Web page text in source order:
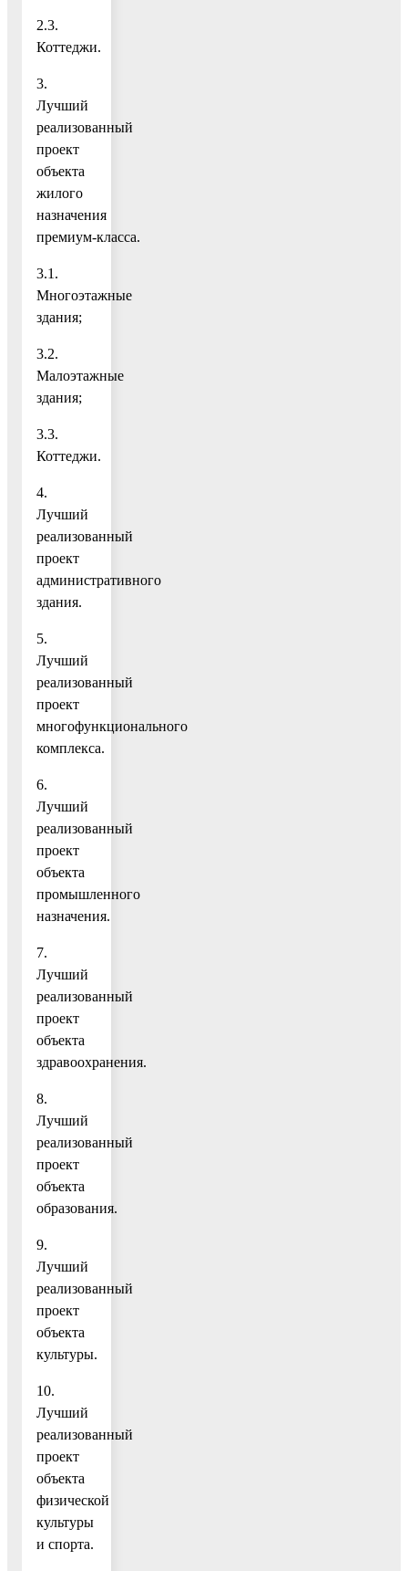
2.3.
Коттеджи.
3.
Лучший
реализованный
проект
объекта
жилого
назначения
премиум‑класса.
3.1.
Многоэтажные
здания;
3.2.
Малоэтажные
здания;
3.3.
Коттеджи.
4.
Лучший
реализованный
проект
административного
здания.
5.
Лучший
реализованный
проект
многофункционального
комплекса.
6.
Лучший
реализованный
проект
объекта
промышленного
назначения.
7.
Лучший
реализованный
проект
объекта
здравоохранения.
8.
Лучший
реализованный
проект
объекта
образования.
9.
Лучший
реализованный
проект
объекта
культуры.
10.
Лучший
реализованный
проект
объекта
физической
культуры
и спорта.